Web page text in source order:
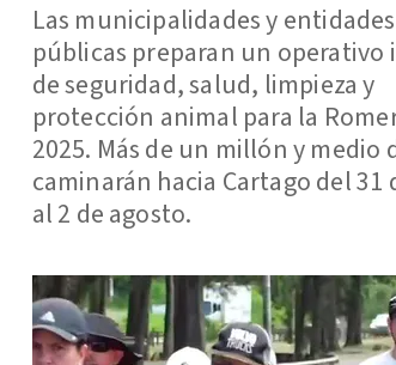
Las municipalidades y entidades
públicas preparan un operativo
de seguridad, salud, limpieza y
protección animal para la
2025. Más de un millón y medio
caminarán hacia Cartago del 31
al 2 de agosto.